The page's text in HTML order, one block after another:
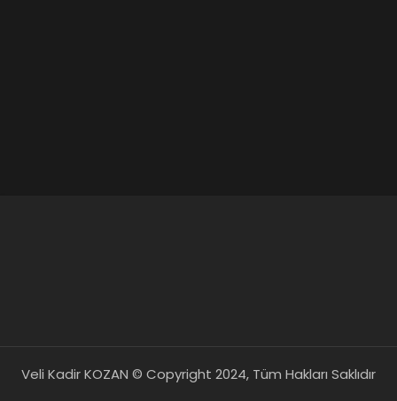
Veli Kadir KOZAN © Copyright 2024, Tüm Hakları Saklıdır